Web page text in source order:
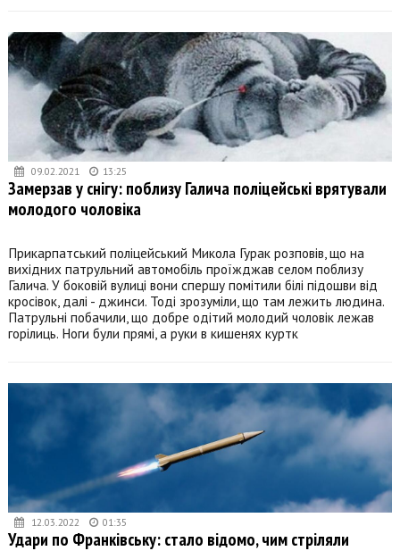
09.02.2021 13:25
Замерзав у снігу: поблизу Галича поліцейські врятували
молодого чоловіка
Прикарпатський поліцейський Микола Гурак розповів, що на
вихідних патрульний автомобіль проїжджав селом поблизу
Галича. У боковій вулиці вони спершу помітили білі підошви від
кросівок, далі - джинси. Тоді зрозуміли, що там лежить людина.
Патрульні побачили, що добре одітий молодий чоловік лежав
горілиць. Ноги були прямі, а руки в кишенях куртк
12.03.2022 01:35
Удари по Франківську: стало відомо, чим стріляли